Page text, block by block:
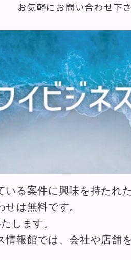
お気軽にお問い合わせ下
いる案件に興味を持たれ
は無料です。
します。
情報館では、会社や店舗